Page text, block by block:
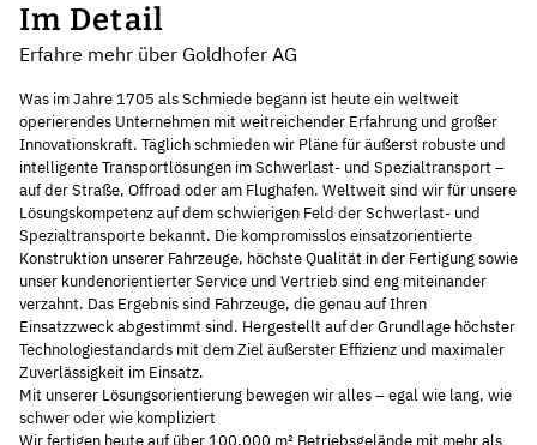
Im Detail
Erfahre mehr über Goldhofer AG
Was im Jahre 1705 als Schmiede begann ist heute ein weltweit
operierendes Unternehmen mit weitreichender Erfahrung und großer
Innovationskraft. Täglich schmieden wir Pläne für äußerst robuste und
intelligente Transportlösungen im Schwerlast- und Spezialtransport –
auf der Straße, Offroad oder am Flughafen. Weltweit sind wir für unsere
Lösungskompetenz auf dem schwierigen Feld der Schwerlast- und
Spezialtransporte bekannt. Die kompromisslos einsatzorientierte
Konstruktion unserer Fahrzeuge, höchste Qualität in der Fertigung sowie
unser kundenorientierter Service und Vertrieb sind eng miteinander
verzahnt. Das Ergebnis sind Fahrzeuge, die genau auf Ihren
Einsatzzweck abgestimmt sind. Hergestellt auf der Grundlage höchster
Technologiestandards mit dem Ziel äußerster Effizienz und maximaler
Zuverlässigkeit im Einsatz.
Mit unserer Lösungsorientierung bewegen wir alles – egal wie lang, wie
schwer oder wie kompliziert